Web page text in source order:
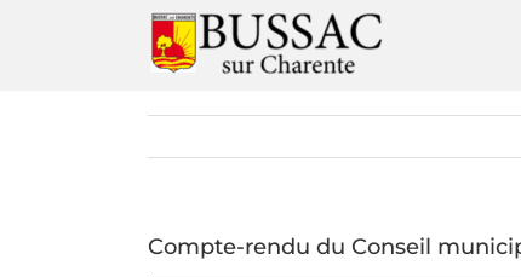
Compte-rendu du Conseil